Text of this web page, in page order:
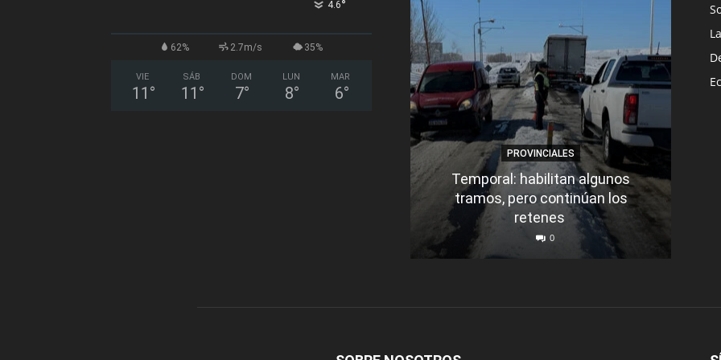
4.6°
62% 2.7m/s 35%
VIE
11 °
SÁB
11 °
DOM
7°
LUN
8°
MAR
6°
PROVINCIALES
Temporal: habilitan algunos
tramos, pero continúan los
retenes
0